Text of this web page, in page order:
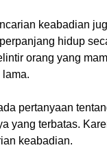
keabadian
hidup
orang yang
lama.
pertanyaan
yang terbatas.
keabadian.